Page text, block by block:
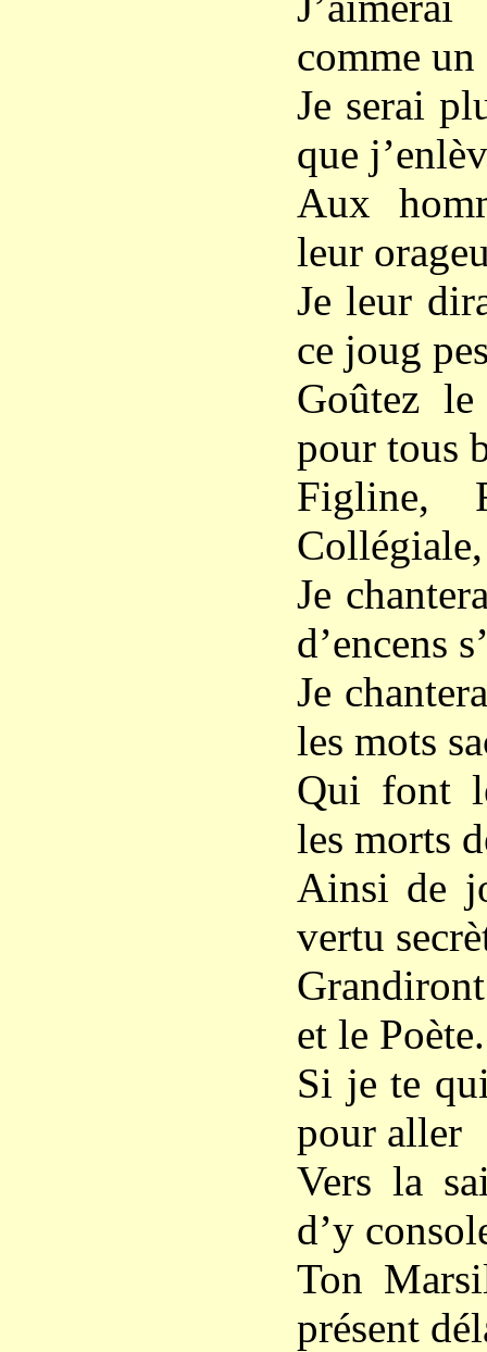
comme un
Je serai
que
Aux
leur
Je leur
ce joug
Goûtez
pour tous
Figline,
Collégiale,
Je
d’encens
Je
les mots
Qui font
les morts
Ainsi de
vertu
et le Poète.
Si je te
pour aller
Vers la
d’y
Ton
présent